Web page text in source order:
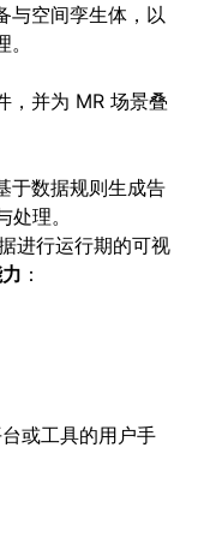
与空间孪生体，以
，并为 MR 场景叠
于数据规则生成告
理。
进行运行期的可视
：
或工具的用户手